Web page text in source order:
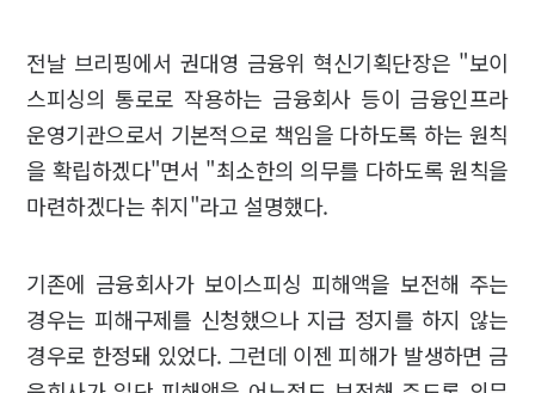
전날 브리핑에서 권대영 금융위 혁신기획단장은 "보이
스피싱의 통로로 작용하는 금융회사 등이 금융인프라
운영기관으로서 기본적으로 책임을 다하도록 하는 원칙
을 확립하겠다"면서 "최소한의 의무를 다하도록 원칙을
마련하겠다는 취지"라고 설명했다.
기존에 금융회사가 보이스피싱 피해액을 보전해 주는
경우는 피해구제를 신청했으나 지급 정지를 하지 않는
경우로 한정돼 있었다. 그런데 이젠 피해가 발생하면 금